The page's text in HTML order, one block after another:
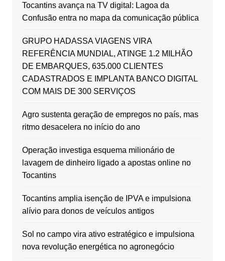
Tocantins avança na TV digital: Lagoa da
Confusão entra no mapa da comunicação pública
GRUPO HADASSA VIAGENS VIRA
REFERÊNCIA MUNDIAL, ATINGE 1.2 MILHÃO
DE EMBARQUES, 635.000 CLIENTES
CADASTRADOS E IMPLANTA BANCO DIGITAL
COM MAIS DE 300 SERVIÇOS
Agro sustenta geração de empregos no país, mas
ritmo desacelera no início do ano
Operação investiga esquema milionário de
lavagem de dinheiro ligado a apostas online no
Tocantins
Tocantins amplia isenção de IPVA e impulsiona
alívio para donos de veículos antigos
Sol no campo vira ativo estratégico e impulsiona
nova revolução energética no agronegócio